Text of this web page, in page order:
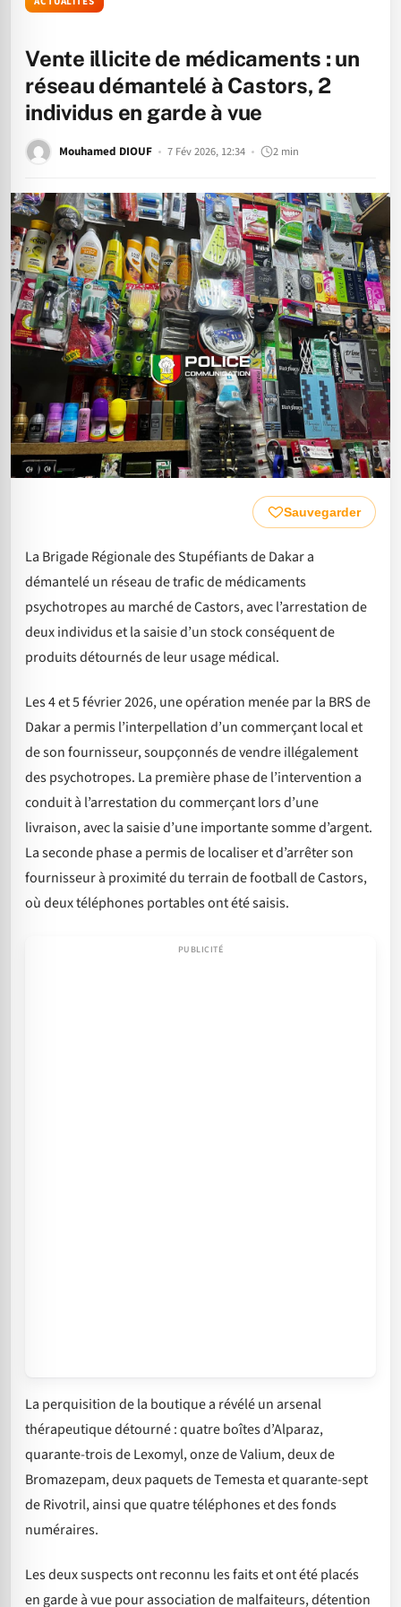
Vente illicite de médicaments : un
réseau démantelé à Castors, 2
individus en garde à vue
Mouhamed DIOUF 7 Fév 2026, 12:34 2 min
Sauvegarder
La Brigade Régionale des Stupéfiants de Dakar a
démantelé un réseau de trafic de médicaments
psychotropes au marché de Castors, avec l’arrestation de
deux individus et la saisie d’un stock conséquent de
produits détournés de leur usage médical.
Les 4 et 5 février 2026, une opération menée par la BRS de
Dakar a permis l’interpellation d’un commerçant local et
de son fournisseur, soupçonnés de vendre illégalement
des psychotropes. La première phase de l’intervention a
conduit à l’arrestation du commerçant lors d’une
livraison, avec la saisie d’une importante somme d’argent.
La seconde phase a permis de localiser et d’arrêter son
fournisseur à proximité du terrain de football de Castors,
où deux téléphones portables ont été saisis.
La perquisition de la boutique a révélé un arsenal
thérapeutique détourné : quatre boîtes d’Alparaz,
quarante-trois de Lexomyl, onze de Valium, deux de
Bromazepam, deux paquets de Temesta et quarante-sept
de Rivotril, ainsi que quatre téléphones et des fonds
numéraires.
Les deux suspects ont reconnu les faits et ont été placés
en garde à vue pour association de malfaiteurs, détention